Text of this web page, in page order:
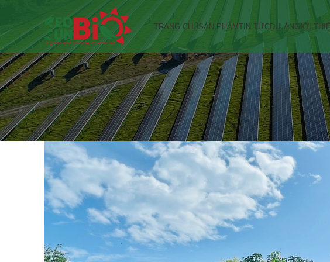
TRANG CHỦSẢN PHẨMTIN TỨCDỰ ÁNGIỚI